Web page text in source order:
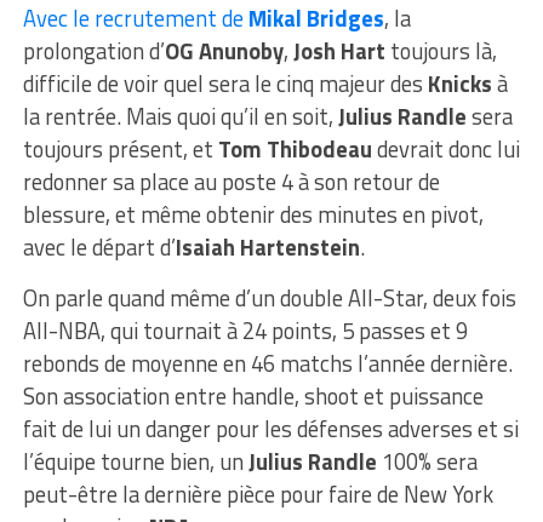
Avec le recrutement deMikal Bridges, la
prolongation d’OG Anunoby,Josh Hart toujours là,
difficile de voir quel sera le cinq majeur des Knicksà
la rentrée. Mais quoi qu’il en soit,Julius Randlesera
toujours présent, et Tom Thibodeaudevrait donc lui
redonner sa place au poste 4 à son retour de
blessure, et même obtenir des minutes en pivot,
avec le départ d’Isaiah Hartenstein.
On parle quand même d’un double All-Star, deux fois
All-NBA, qui tournait à 24 points, 5 passes et 9
rebonds de moyenne en 46 matchs l’année dernière.
Son association entre handle, shoot et puissance
fait de lui un danger pour les défenses adverses et si
l’équipe tourne bien, unJulius Randle 100% sera
peut-être la dernière pièce pour faire de New York